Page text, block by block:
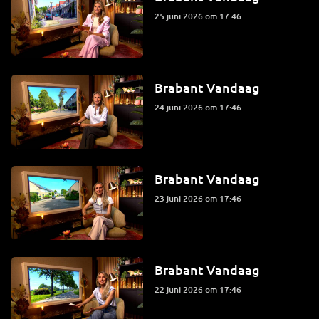
25 juni 2026 om 17:46
Brabant Vandaag
24 juni 2026 om 17:46
Brabant Vandaag
23 juni 2026 om 17:46
Brabant Vandaag
22 juni 2026 om 17:46